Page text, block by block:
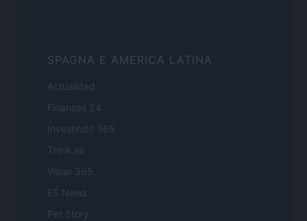
SPAGNA E AMERICA LATINA
Actualidad
Finanzas 24
Investindo 365
Think.es
Viajar 365
ES Newz
Pet Story